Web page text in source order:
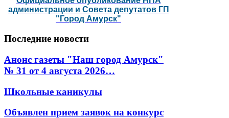
администрации и Совета депутатов ГП
"Город Амурск"
Последние новости
Анонс газеты "Наш город Амурск"
№ 31 от 4 августа 2026…
Школьные каникулы
Объявлен прием заявок на конкурс